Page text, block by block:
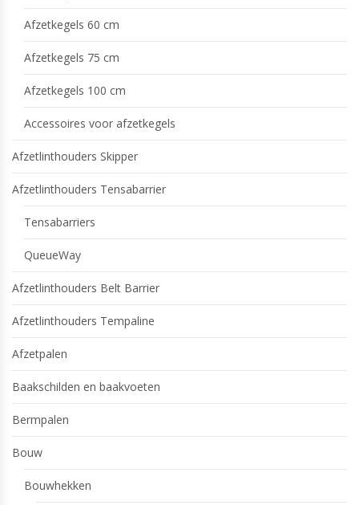
Afzetkegels 60 cm
Afzetkegels 75 cm
Afzetkegels 100 cm
Accessoires voor afzetkegels
Afzetlinthouders Skipper
Afzetlinthouders Tensabarrier
Tensabarriers
QueueWay
Afzetlinthouders Belt Barrier
Afzetlinthouders Tempaline
Afzetpalen
Baakschilden en baakvoeten
Bermpalen
Bouw
Bouwhekken